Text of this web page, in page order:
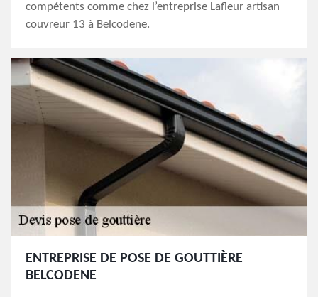
compétents comme chez l’entreprise Lafleur artisan
couvreur 13 à Belcodene.
ENTREPRISE DE POSE DE GOUTTIÈRE
BELCODENE